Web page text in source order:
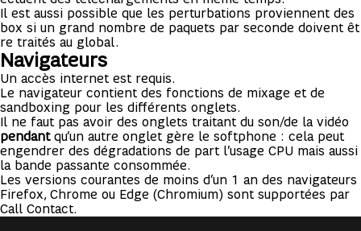
Il est aussi possible que les perturbations proviennent des
box si un grand nombre de paquets par seconde doivent êt
re traités au global.
Navigateurs
Un accès internet est requis.
Le navigateur contient des fonctions de mixage et de
sandboxing pour les différents onglets.
Il ne faut pas avoir des onglets traitant du son/de la vidéo
pendant qu’un autre onglet gère le softphone : cela peut
engendrer des dégradations de part l’usage CPU mais aussi
la bande passante consommée.
Les versions courantes de moins d’un 1 an des navigateurs
Firefox, Chrome ou Edge (Chromium) sont supportées par
Call Contact.